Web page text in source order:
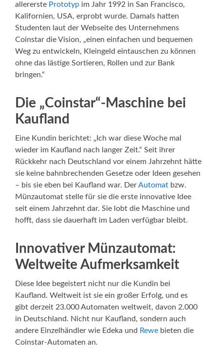
allererste Prototyp im Jahr 1992 in San Francisco,
Kalifornien, USA, erprobt wurde. Damals hatten
Studenten laut der Webseite des Unternehmens
Coinstar die Vision, „einen einfachen und bequemen
Weg zu entwickeln, Kleingeld eintauschen zu können
ohne das lästige Sortieren, Rollen und zur Bank
bringen.“
Die „Coinstar“-Maschine bei
Kaufland
Eine Kundin berichtet: „Ich war diese Woche mal
wieder im Kaufland nach langer Zeit.“ Seit ihrer
Rückkehr nach Deutschland vor einem Jahrzehnt hätte
sie keine bahnbrechenden Gesetze oder Ideen gesehen
– bis sie eben bei Kaufland war. DerAutomat bzw.
Münzautomat stelle für sie die erste innovative Idee
seit einem Jahrzehnt dar. Sie lobt die Maschine und
hofft, dass sie dauerhaft im Laden verfügbar bleibt.
Innovativer Münzautomat:
Weltweite Aufmerksamkeit
Diese Idee begeistert nicht nur die Kundin bei
Kaufland. Weltweit ist sie ein großer Erfolg, und es
gibt derzeit 23.000 Automaten weltweit, davon 2.000
in Deutschland. Nicht nur Kaufland, sondern auch
andere Einzelhändler wie Edeka und Rewe bieten die
Coinstar-Automaten an.